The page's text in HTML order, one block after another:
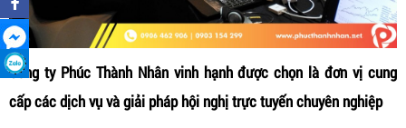
Công ty Phúc Thành Nhân vinh hạnh được chọn là đơn vị cung
cấp các dịch vụ và giải pháp hội nghị trực tuyến chuyên nghiệp